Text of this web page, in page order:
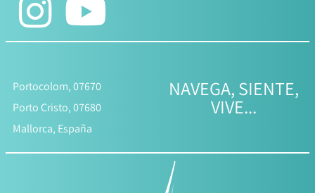
Portocolom, 07670
Porto Cristo, 07680
Mallorca, España
NAVEGA, SIENTE,
VIVE...